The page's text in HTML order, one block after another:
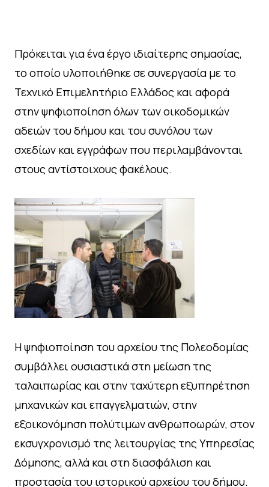
Πρόκειται για ένα έργο ιδιαίτερης σημασίας,
το οποίο υλοποιήθηκε σε συνεργασία με το
Τεχνικό Επιμελητήριο Ελλάδος και αφορά
στην ψηφιοποίηση όλων των οικοδομικών
αδειών του δήμου και του συνόλου των
σχεδίων και εγγράφων που περιλαμβάνονται
στους αντίστοιχους φακέλους.
Η ψηφιοποίηση του αρχείου της Πολεοδομίας
συμβάλλει ουσιαστικά στη μείωση της
ταλαιπωρίας και στην ταχύτερη εξυπηρέτηση
μηχανικών και επαγγελματιών, στην
εξοικονόμηση πολύτιμων ανθρωποωρών, στον
εκσυγχρονισμό της λειτουργίας της Υπηρεσίας
Δόμησης, αλλά και στη διασφάλιση και
προστασία του ιστορικού αρχείου του δήμου.